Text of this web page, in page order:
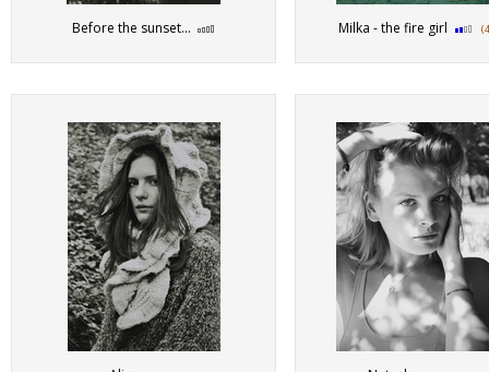
Before the sunset... Milka - the fire girl